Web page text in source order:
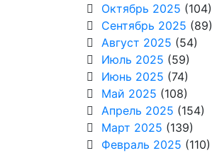
Октябрь 2025 (104)
Сентябрь 2025 (89)
Август 2025 (54)
Июль 2025 (59)
Июнь 2025 (74)
Май 2025 (108)
Апрель 2025 (154)
Март 2025 (139)
Февраль 2025 (110)